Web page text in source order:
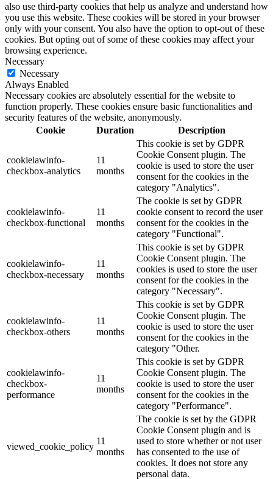
also use third-party cookies that help us analyze and understand how
you use this website. These cookies will be stored in your browser
only with your consent. You also have the option to opt-out of these
cookies. But opting out of some of these cookies may affect your
browsing experience.
Necessary
Necessary
Always Enabled
Necessary cookies are absolutely essential for the website to
function properly. These cookies ensure basic functionalities and
security features of the website, anonymously.
Cookie
Duration Description
cookielawinfo-
checkbox-analytics
11
months
This cookie is set by GDPR
Cookie Consent plugin. The
cookie is used to store the user
consent for the cookies in the
category "Analytics".
cookielawinfo-
checkbox-functional
11
months
The cookie is set by GDPR
cookie consent to record the user
consent for the cookies in the
category "Functional".
cookielawinfo-
checkbox-necessary
11
months
This cookie is set by GDPR
Cookie Consent plugin. The
cookies is used to store the user
consent for the cookies in the
category "Necessary".
cookielawinfo-
checkbox-others
11
months
This cookie is set by GDPR
Cookie Consent plugin. The
cookie is used to store the user
consent for the cookies in the
category "Other.
cookielawinfo-
checkbox-
performance
11
months
This cookie is set by GDPR
Cookie Consent plugin. The
cookie is used to store the user
consent for the cookies in the
category "Performance".
viewed_cookie_policy
11
months
The cookie is set by the GDPR
Cookie Consent plugin and is
used to store whether or not user
has consented to the use of
cookies. It does not store any
personal data.